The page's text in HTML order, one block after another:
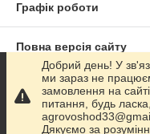
Графік роботи
Повна версія сайту
Сайт створено на
Політика
Добрий день! У
ми зараз не
замовлення на
питання, будь
Дякуємо за